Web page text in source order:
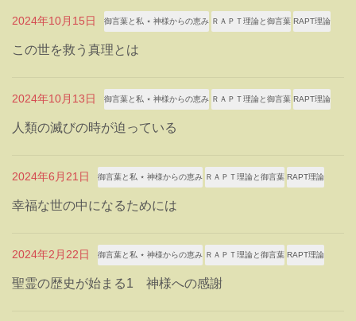
2024年10月15日 御言葉と私 ⋆ 神様からの恵み ＲＡＰＴ理論と御言葉 RAPT理論
この世を救う真理とは
2024年10月13日 御言葉と私 ⋆ 神様からの恵み ＲＡＰＴ理論と御言葉 RAPT理論
人類の滅びの時が迫っている
2024年6月21日 御言葉と私 ⋆ 神様からの恵み ＲＡＰＴ理論と御言葉 RAPT理論
幸福な世の中になるためには
2024年2月22日 御言葉と私 ⋆ 神様からの恵み ＲＡＰＴ理論と御言葉 RAPT理論
聖霊の歴史が始まる1 神様への感謝